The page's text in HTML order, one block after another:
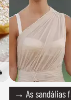
→ As sandálias